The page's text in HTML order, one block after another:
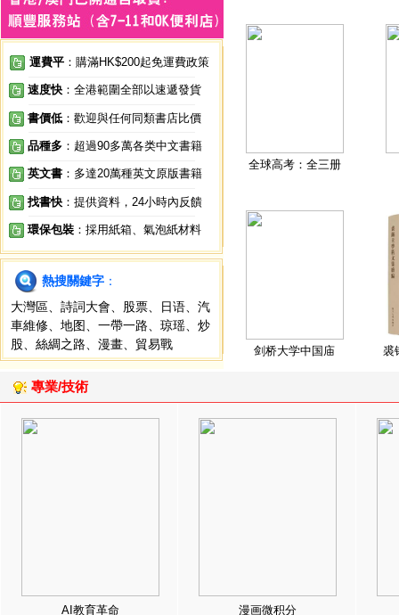
運費平 ：購滿HK$200起免運費政策
速度快 ：全港範圍全部以速遞發貨
書價低 ：歡迎與任何同類書店比價
品種多 ：超過90多萬各类中文書籍
英文書 ：多達20萬種英文原版書籍
找書快 ：提供資料，24小時內反饋
環保包裝 ：採用紙箱、氣泡紙材料
熱搜關鍵字 ：
大灣區
詩詞大會 股票 日语
汽
車維修
地图 一帶一路 琼瑶
炒
股
絲綢之路 漫畫 貿易戰
全球高考：全三册
剑桥大学中国庙 裘
專業/技術
AI教育革命 漫画微积分